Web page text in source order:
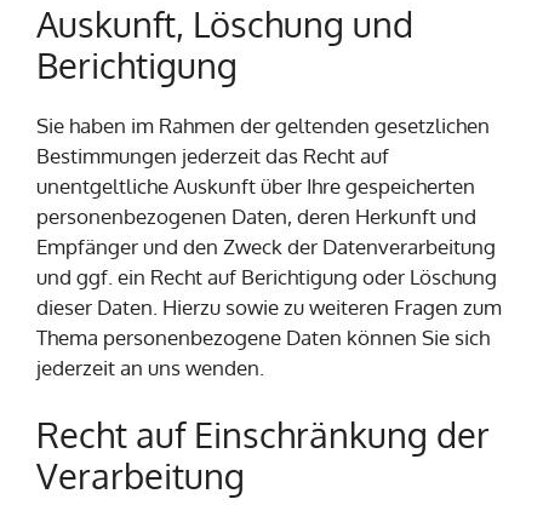
Auskunft, Löschung und
Berichtigung
Sie haben im Rahmen der geltenden gesetzlichen
Bestimmungen jederzeit das Recht auf
unentgeltliche Auskunft über Ihre gespeicherten
personenbezogenen Daten, deren Herkunft und
Empfänger und den Zweck der Datenverarbeitung
und ggf. ein Recht auf Berichtigung oder Löschung
dieser Daten. Hierzu sowie zu weiteren Fragen zum
Thema personenbezogene Daten können Sie sich
jederzeit an uns wenden.
Recht auf Einschränkung der
Verarbeitung